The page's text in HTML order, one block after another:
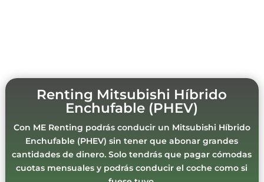
Renting Mitsubishi Híbrido
Enchufable (PHEV)
Con ME Renting podrás conducir un Mitsubishi Híbrido
Enchufable (PHEV) sin tener que abonar grandes
cantidades de dinero. Solo tendrás que pagar cómodas
cuotas mensuales y podrás conducir el coche como si